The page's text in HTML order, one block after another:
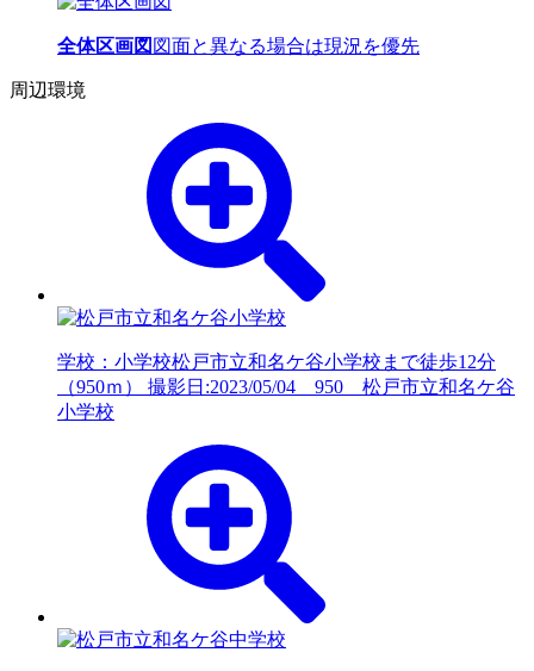
全体区画図 図面と異なる場合は現況を優先
周辺環境
学校：小学校松戸市立和名ケ谷小学校まで徒歩12分
（950ｍ） 撮影日:2023/05/04 950 松戸市立和名ケ谷
小学校